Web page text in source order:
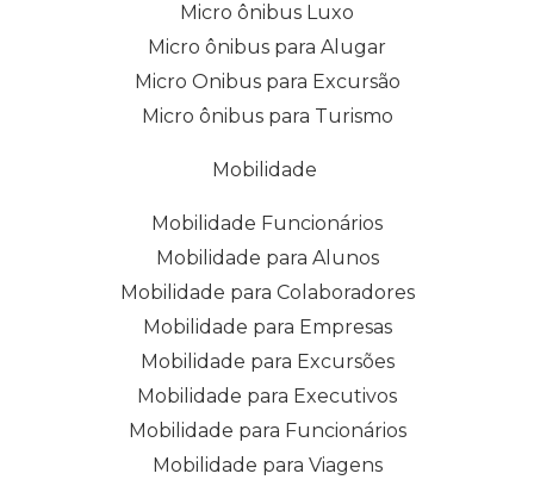
Micro ônibus Luxo
Micro ônibus para Alugar
Micro Onibus para Excursão
Micro ônibus para Turismo
Mobilidade
Mobilidade Funcionários
Mobilidade para Alunos
Mobilidade para Colaboradores
Mobilidade para Empresas
Mobilidade para Excursões
Mobilidade para Executivos
Mobilidade para Funcionários
Mobilidade para Viagens